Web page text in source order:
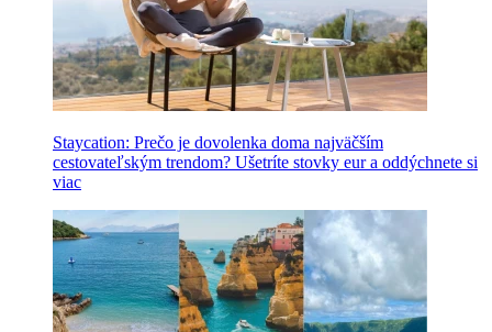
Staycation: Prečo je dovolenka doma najväčším
cestovateľským trendom? Ušetríte stovky eur a oddýchnete si
viac